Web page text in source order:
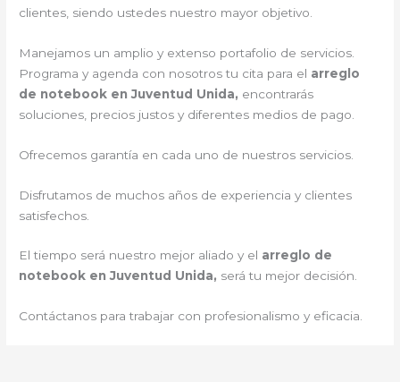
clientes, siendo ustedes nuestro mayor objetivo.
Manejamos un amplio y extenso portafolio de servicios.
Programa y agenda con nosotros tu cita para el arreglo
de notebook en Juventud Unida, encontrarás
soluciones, precios justos y diferentes medios de pago.
Ofrecemos garantía en cada uno de nuestros servicios.
Disfrutamos de muchos años de experiencia y clientes
satisfechos.
El tiempo será nuestro mejor aliado y el arreglo de
notebook en Juventud Unida, será tu mejor decisión.
Contáctanos para trabajar con profesionalismo y eficacia.